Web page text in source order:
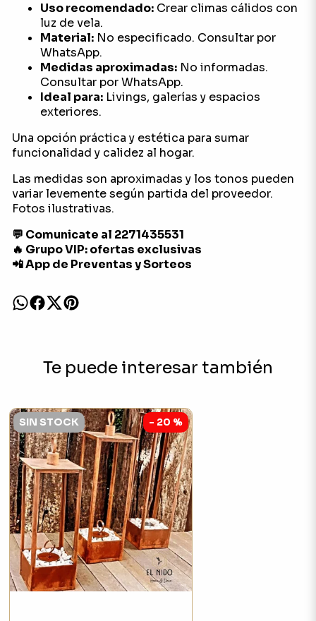
Uso recomendado:Crear climas cálidos con
luz de vela.
Material:No especificado. Consultar por
WhatsApp.
Medidas aproximadas:No informadas.
Consultar por WhatsApp.
Ideal para:Livings, galerías y espacios
exteriores.
Una opción práctica y estética para sumar
funcionalidad y calidez al hogar.
Las medidas son aproximadas y los tonos pueden
variar levemente según partida del proveedor.
Fotos ilustrativas.
💬 Comunicate al 2271435531
🔥 Grupo VIP: ofertas exclusivas
📲 App de Preventas y Sorteos
Te puede interesar también
SIN STOCK - 20 %